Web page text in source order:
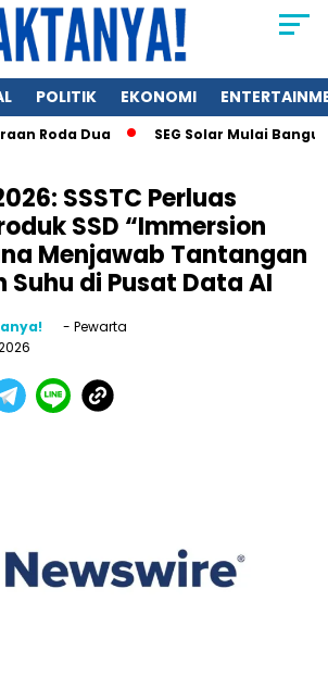
POLITIK EKONOMI
Dua SEG Solar Mulai Bangun
SSSTC Perluas
SSD “Immersion
Menjawab Tantangan
Suhu di Pusat Data AI
- Pewarta